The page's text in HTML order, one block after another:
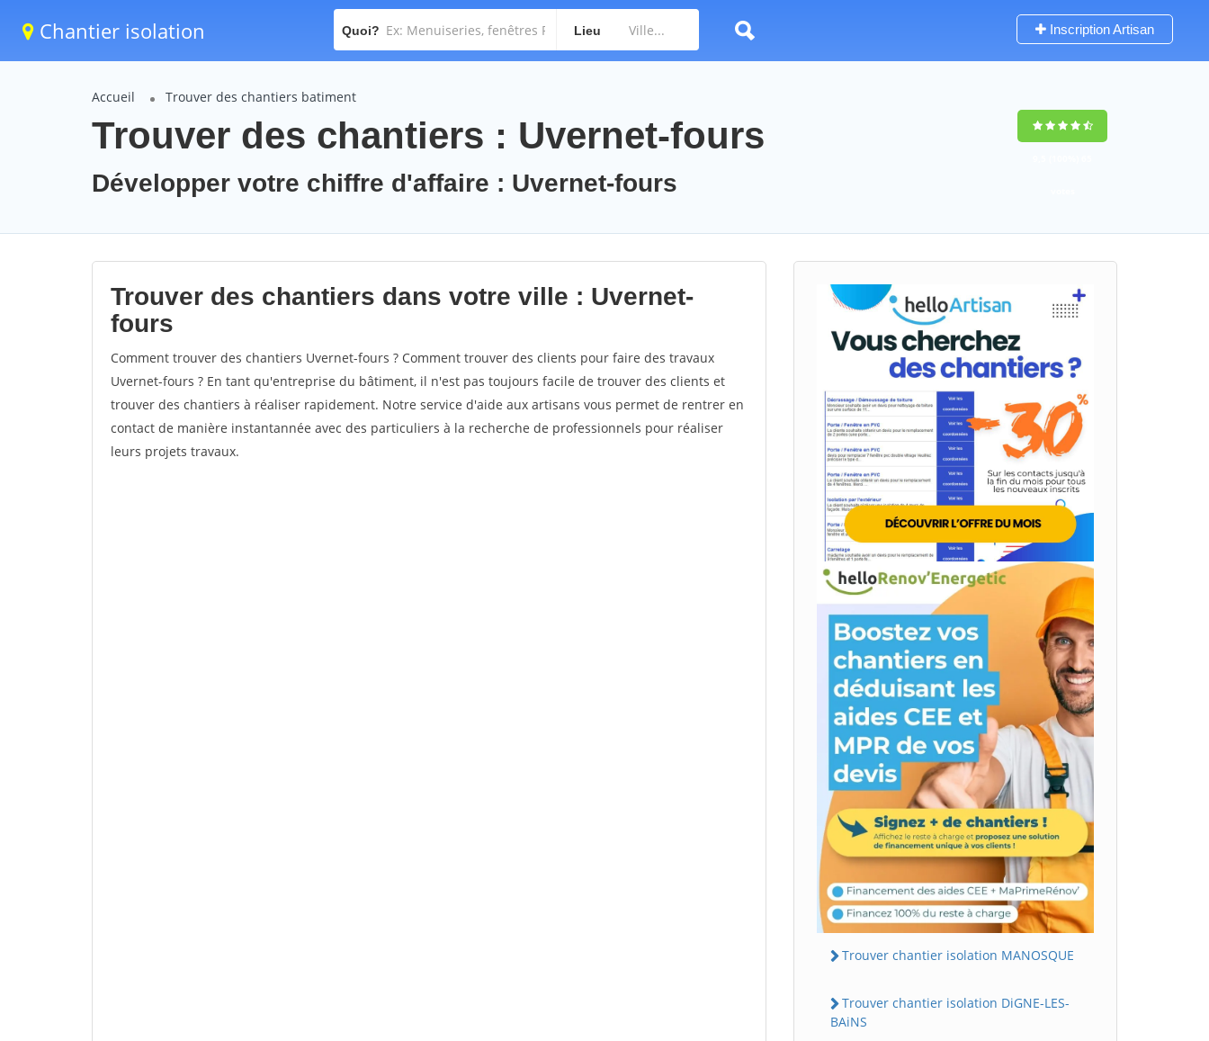
Chantier isolation Quoi? Lieu Inscription Artisan
Accueil Trouver des chantiers batiment
Trouver des chantiers : Uvernet-fours
Développer votre chiffre d'affaire : Uvernet-fours
Trouver des chantiers dans votre ville : Uvernet-
fours
Comment trouver des chantiers Uvernet-fours ? Comment trouver des clients pour faire des travaux
Uvernet-fours ? En tant qu'entreprise du bâtiment, il n'est pas toujours facile de trouver des clients et
trouver des chantiers à réaliser rapidement. Notre service d'aide aux artisans vous permet de rentrer en
contact de manière instantannée avec des particuliers à la recherche de professionnels pour réaliser
leurs projets travaux.
Trouver chantier isolation MANOSQUE
Trouver chantier isolation DiGNE-LES-
BAiNS